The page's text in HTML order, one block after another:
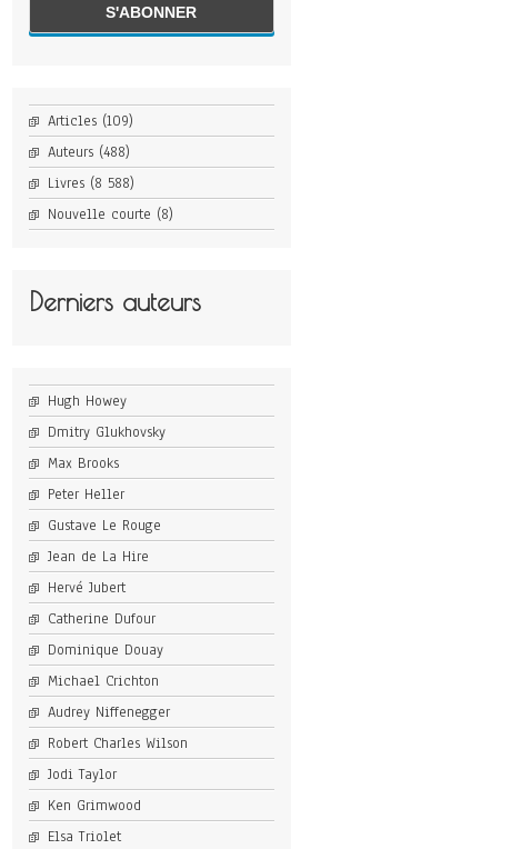
Articles(109)
Auteurs(488)
Livres(8 588)
Nouvelle courte (8)
Derniers auteurs
Hugh Howey
Dmitry Glukhovsky
Max Brooks
Peter Heller
Gustave Le Rouge
Jean de La Hire
Hervé Jubert
Catherine Dufour
Dominique Douay
Michael Crichton
Audrey Niffenegger
Robert Charles Wilson
Jodi Taylor
Ken Grimwood
Elsa Triolet